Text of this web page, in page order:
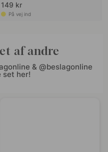
149 kr
På vej ind
af andre
& @beslagonline
set her!